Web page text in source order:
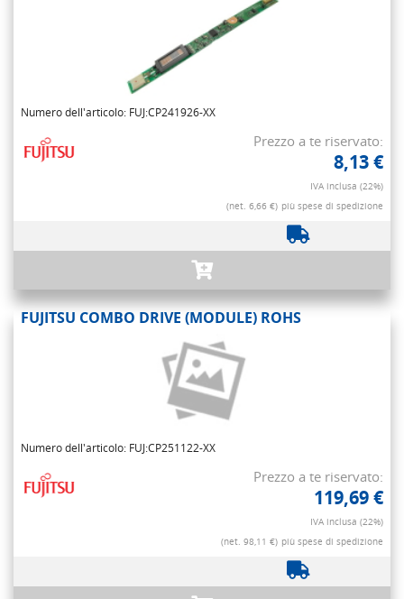
Numero dell'articolo: FUJ:CP241926-XX
Prezzo a te riservato:
8,13 €
IVA inclusa (22%)
(net. 6,66 €) più spese di spedizione
FUJITSU COMBO DRIVE (MODULE) ROHS
Numero dell'articolo: FUJ:CP251122-XX
Prezzo a te riservato:
119,69 €
IVA inclusa (22%)
(net. 98,11 €) più spese di spedizione